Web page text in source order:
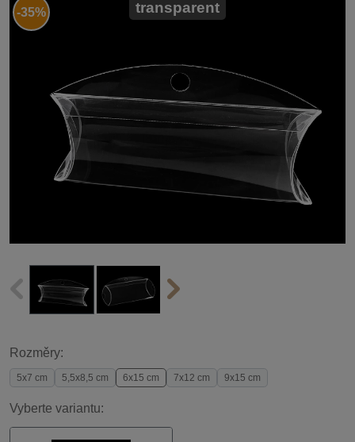
-35% transparent
Rozměry:
5x7 cm 5,5x8,5 cm 6x15 cm 7x12 cm 9x15 cm
Vyberte variantu: